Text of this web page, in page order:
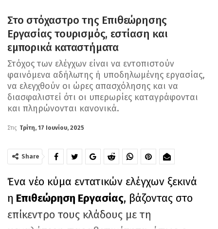
Στο στόχαστρο της Επιθεώρησης
Εργασίας τουρισμός, εστίαση και
εμπορικά καταστήματα
Στόχος των ελέγχων είναι να εντοπιστούν
φαινόμενα αδήλωτης ή υποδηλωμένης εργασίας,
να ελεγχθούν οι ώρες απασχόλησης και να
διασφαλιστεί ότι οι υπερωρίες καταγράφονται
και πληρώνονται κανονικά.
Στις Τρίτη, 17 Ιουνίου, 2025
Share
Ένα νέο κύμα εντατικών ελέγχων ξεκινά
η Επιθεώρηση Εργασίας, βάζοντας στο
επίκεντρο τους κλάδους με τη